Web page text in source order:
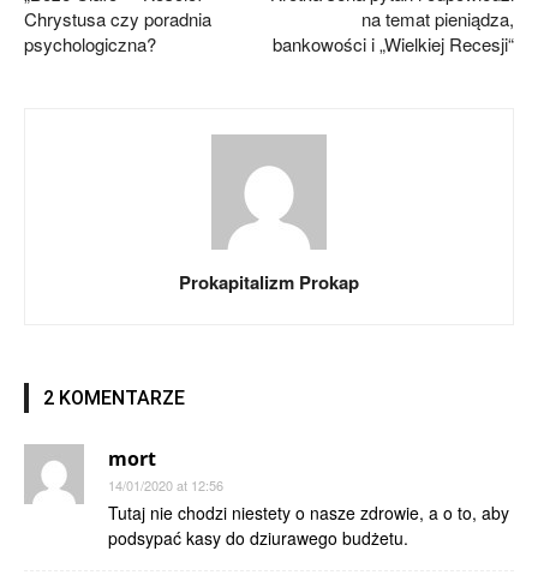
Chrystusa czy poradnia
psychologiczna?
na temat pieniądza,
bankowości i „Wielkiej Recesji“
Prokapitalizm Prokap
2 KOMENTARZE
mort
14/01/2020 at 12:56
Tutaj nie chodzi niestety o nasze zdrowie, a o to, aby
podsypać kasy do dziurawego budżetu.